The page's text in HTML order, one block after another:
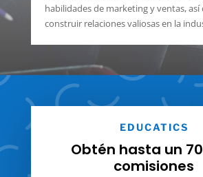
habilidades de marketing y ventas, así
construir relaciones valiosas en la
EDUCATICS
Obtén hasta un
comisiones